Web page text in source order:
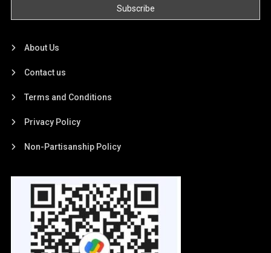
About Us
Contact us
Terms and Conditions
Privacy Policy
Non-Partisanship Policy